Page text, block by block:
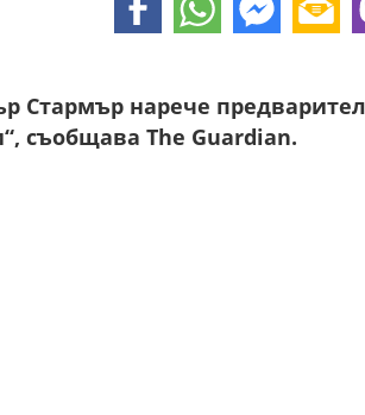
Стармър нарече
съобщава The Guardian.